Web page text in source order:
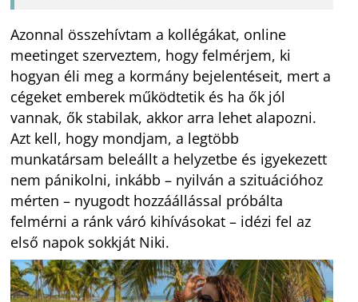
Azonnal összehívtam a kollégákat, online
meetinget szerveztem, hogy felmérjem, ki
hogyan éli meg a kormány bejelentéseit, mert a
cégeket emberek működtetik és ha ők jól
vannak, ők stabilak, akkor arra lehet alapozni.
Azt kell, hogy mondjam, a legtöbb
munkatársam beleállt a helyzetbe és igyekezett
nem pánikolni, inkább – nyilván a szituációhoz
mérten – nyugodt hozzáállással próbálta
felmérni a ránk váró kihívásokat – idézi fel az
első napok sokkját Niki.